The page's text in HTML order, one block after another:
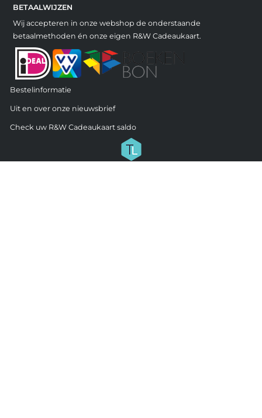
BETAALWIJZEN
Wij accepteren in onze webshop de onderstaande
betaalmethoden én onze eigen R&W Cadeaukaart.
Bestelinformatie
Uit en over onze nieuwsbrief
Check uw R&W Cadeaukaart saldo